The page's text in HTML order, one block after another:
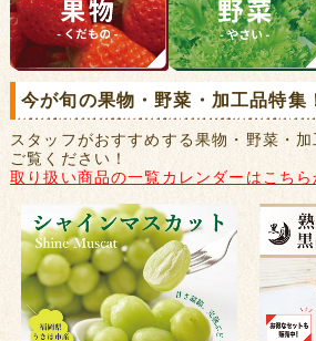
今が旬の果物・野菜・加工品特集
スタッフがおすすめする果物・野菜・
ご覧ください！
取り扱い商品の一覧カレンダーはこちら